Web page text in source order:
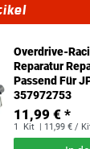
Overdrive-
Reparatur
Passend Für
357972753
11,99 € *
1 Kit | 11,99 € /